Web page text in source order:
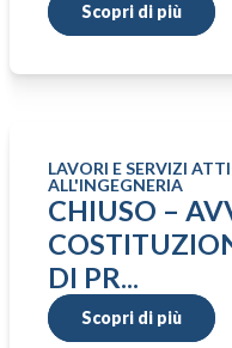
Scopri di più
LAVORI E SERVIZI
ALL'INGEGNERIA
CHIUSO –
DI PR...
Scopri di più